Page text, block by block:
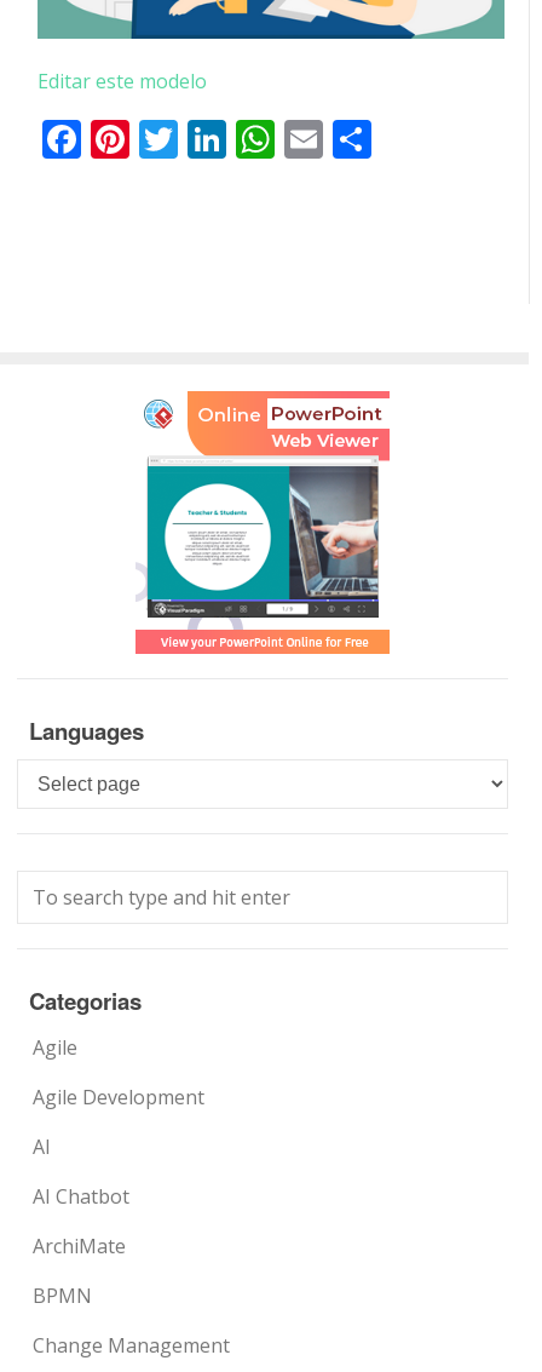
Editar este modelo
Facebook
Pinterest
Twitter
LinkedIn
WhatsApp
Email
Languages
Languages
Categorias
Agile
Agile Development
AI
AI Chatbot
ArchiMate
BPMN
Change Management